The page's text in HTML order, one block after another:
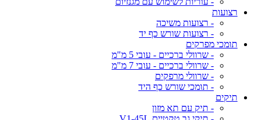
רצועות
- רצועות משיכה
- רצועות שורש כף יד
תומכי מפרקים
- שרוולי ברכיים - עובי 5 מ"מ
- שרוולי ברכיים - עובי 7 מ"מ
- שרוולי מרפקים
- תומכי שורש כף היד
תיקים
- תיק עם תא מזון